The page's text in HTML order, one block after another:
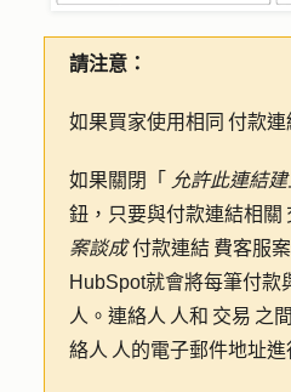
請注意：
如果買家使用相同 付款連
如果關閉「 允許此連結
鈕，只要與付款連結相關
案談成付款連結 費客服
HubSpot就會將每筆付款
人。連絡人 人和 交易 之
絡人 人的電子郵件地址進